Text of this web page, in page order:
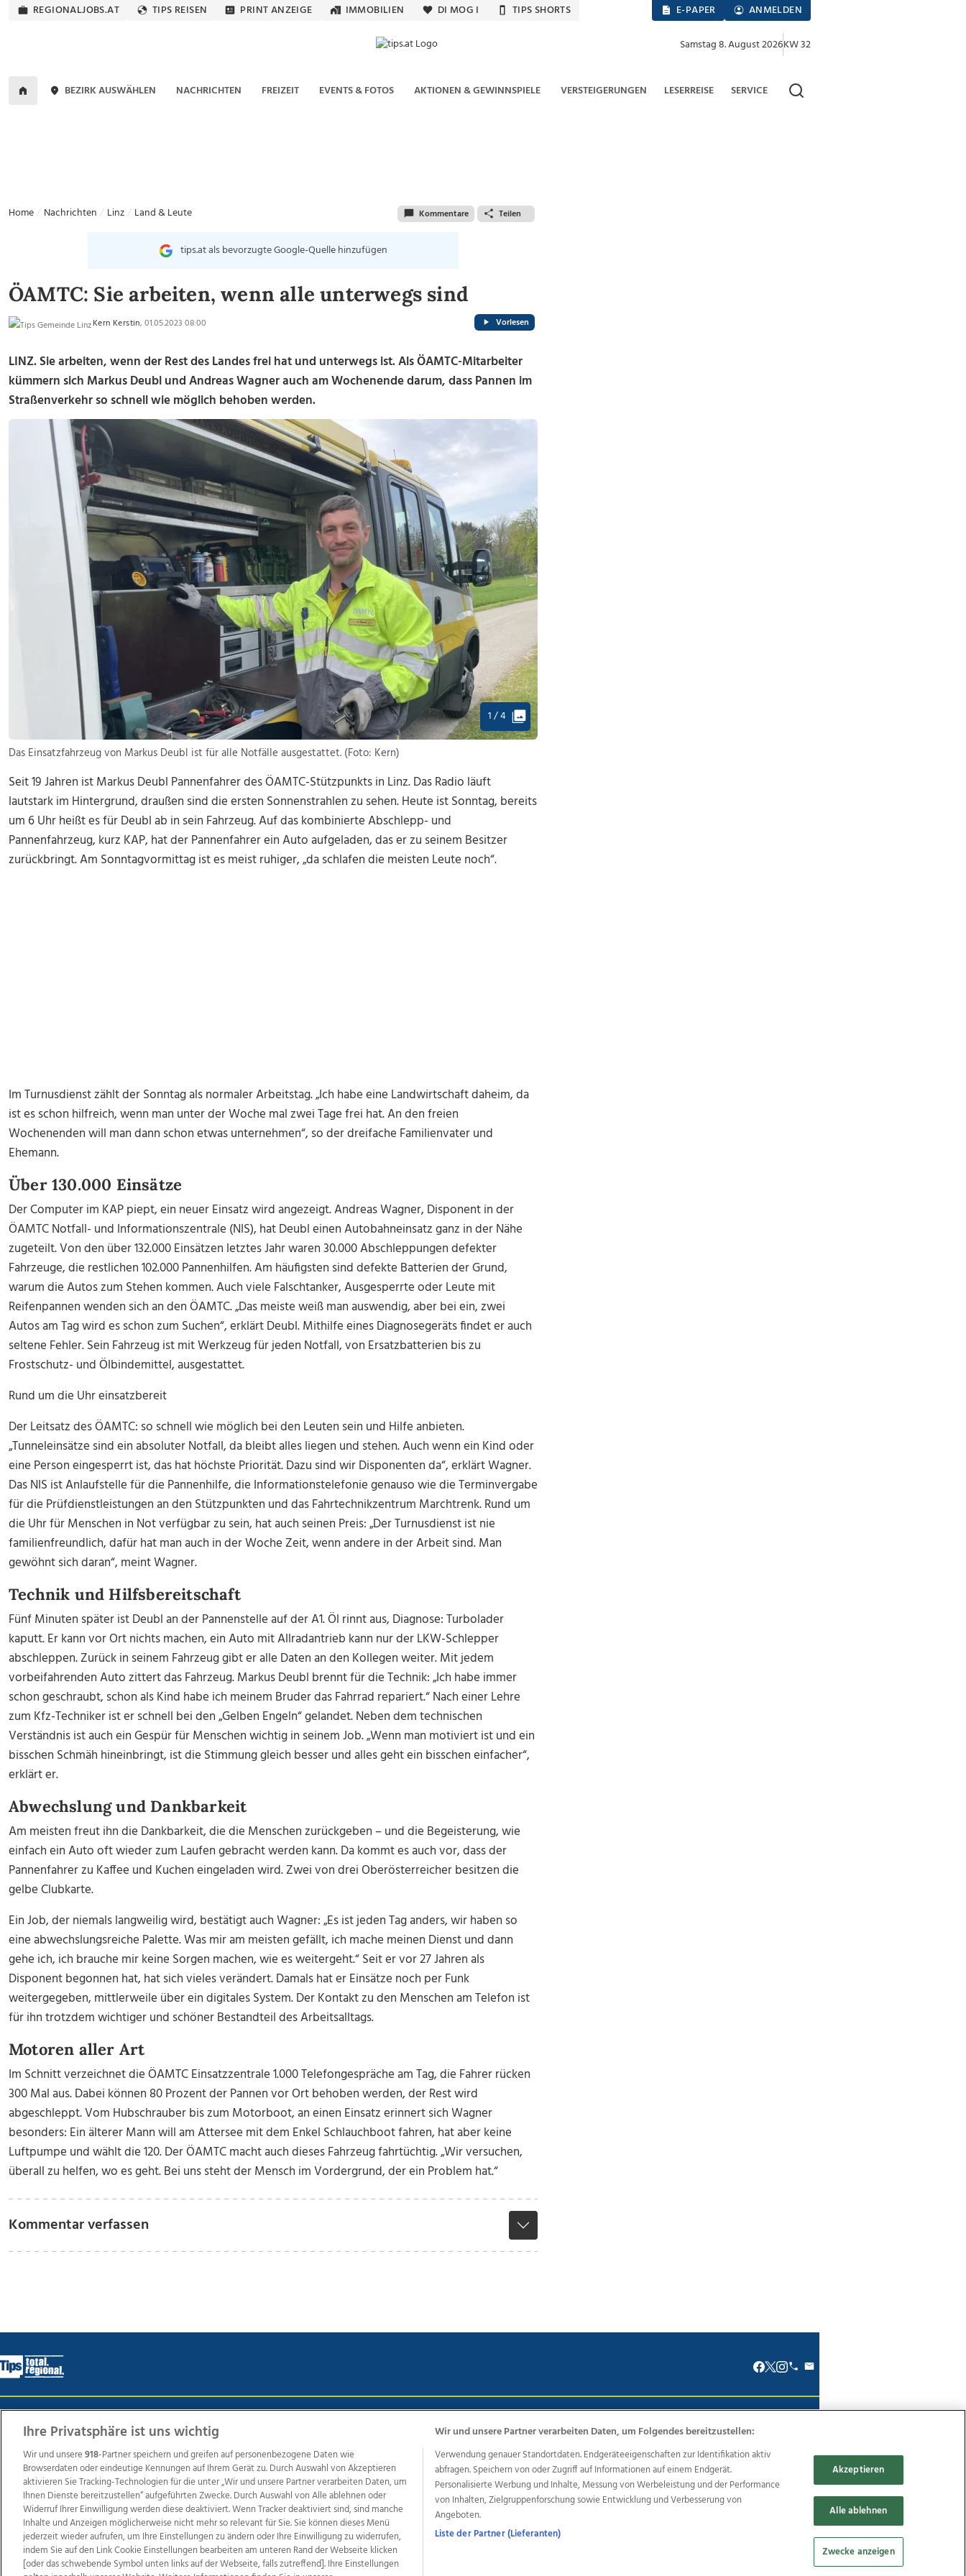
REGIONALJOBS.AT TIPS REISEN PRINT ANZEIGE IMMOBILIEN DI MOG I TIPS SHORTS E-PAPER ANMELDEN
Samstag 8. August 2026KW 32
BEZIRK AUSWÄHLEN NACHRICHTEN FREIZEIT EVENTS & FOTOS AKTIONEN & GEWINNSPIELE VERSTEIGERUNGEN LESERREISE SERVICE
Home Nachrichten Linz Land & Leute Kommentare Teilen
tips.at als bevorzugte Google-Quelle hinzufügen
ÖAMTC: Sie arbeiten, wenn alle unterwegs sind
Kern Kerstin, 01.05.2023 08:00 Vorlesen
LINZ. Sie arbeiten, wenn der Rest des Landes frei hat und unterwegs ist. Als ÖAMTC-Mitarbeiter
kümmern sich Markus Deubl und Andreas Wagner auch am Wochenende darum, dass Pannen im
Straßenverkehr so schnell wie möglich behoben werden.
1 / 4
Das Einsatzfahrzeug von Markus Deubl ist für alle Notfälle ausgestattet. (Foto: Kern)
Seit 19 Jahren ist Markus Deubl Pannenfahrer des ÖAMTC-Stützpunkts in Linz. Das Radio läuft
lautstark im Hintergrund, draußen sind die ersten Sonnenstrahlen zu sehen. Heute ist Sonntag, bereits
um 6 Uhr heißt es für Deubl ab in sein Fahrzeug. Auf das kombinierte Abschlepp- und
Pannenfahrzeug, kurz KAP, hat der Pannenfahrer ein Auto aufgeladen, das er zu seinem Besitzer
zurückbringt. Am Sonntagvormittag ist es meist ruhiger, „da schlafen die meisten Leute noch“.
Im Turnusdienst zählt der Sonntag als normaler Arbeitstag. „Ich habe eine Landwirtschaft daheim, da
ist es schon hilfreich, wenn man unter der Woche mal zwei Tage frei hat. An den freien
Wochenenden will man dann schon etwas unternehmen“, so der dreifache Familienvater und
Ehemann.
Über 130.000 Einsätze
Der Computer im KAP piept, ein neuer Einsatz wird angezeigt. Andreas Wagner, Disponent in der
ÖAMTC Notfall- und Informationszentrale (NIS), hat Deubl einen Autobahneinsatz ganz in der Nähe
zugeteilt. Von den über 132.000 Einsätzen letztes Jahr waren 30.000 Abschleppungen defekter
Fahrzeuge, die restlichen 102.000 Pannenhilfen. Am häufigsten sind defekte Batterien der Grund,
warum die Autos zum Stehen kommen. Auch viele Falschtanker, Ausgesperrte oder Leute mit
Reifenpannen wenden sich an den ÖAMTC. „Das meiste weiß man auswendig, aber bei ein, zwei
Autos am Tag wird es schon zum Suchen“, erklärt Deubl. Mithilfe eines Diagnosegeräts findet er auch
seltene Fehler. Sein Fahrzeug ist mit Werkzeug für jeden Notfall, von Ersatzbatterien bis zu
Frostschutz- und Ölbindemittel, ausgestattet.
Rund um die Uhr einsatzbereit
Der Leitsatz des ÖAMTC: so schnell wie möglich bei den Leuten sein und Hilfe anbieten.
„Tunneleinsätze sind ein absoluter Notfall, da bleibt alles liegen und stehen. Auch wenn ein Kind oder
eine Person eingesperrt ist, das hat höchste Priorität. Dazu sind wir Disponenten da“, erklärt Wagner.
Das NIS ist Anlaufstelle für die Pannenhilfe, die Informationstelefonie genauso wie die Terminvergabe
für die Prüfdienstleistungen an den Stützpunkten und das Fahrtechnikzentrum Marchtrenk. Rund um
die Uhr für Menschen in Not verfügbar zu sein, hat auch seinen Preis: „Der Turnusdienst ist nie
familienfreundlich, dafür hat man auch in der Woche Zeit, wenn andere in der Arbeit sind. Man
gewöhnt sich daran“, meint Wagner.
Technik und Hilfsbereitschaft
Fünf Minuten später ist Deubl an der Pannenstelle auf der A1. Öl rinnt aus, Diagnose: Turbolader
kaputt. Er kann vor Ort nichts machen, ein Auto mit Allradantrieb kann nur der LKW-Schlepper
abschleppen. Zurück in seinem Fahrzeug gibt er alle Daten an den Kollegen weiter. Mit jedem
vorbeifahrenden Auto zittert das Fahrzeug. Markus Deubl brennt für die Technik: „Ich habe immer
schon geschraubt, schon als Kind habe ich meinem Bruder das Fahrrad repariert.“ Nach einer Lehre
zum Kfz-Techniker ist er schnell bei den „Gelben Engeln“ gelandet. Neben dem technischen
Verständnis ist auch ein Gespür für Menschen wichtig in seinem Job. „Wenn man motiviert ist und ein
bisschen Schmäh hineinbringt, ist die Stimmung gleich besser und alles geht ein bisschen einfacher“,
erklärt er.
Abwechslung und Dankbarkeit
Am meisten freut ihn die Dankbarkeit, die die Menschen zurückgeben – und die Begeisterung, wie
einfach ein Auto oft wieder zum Laufen gebracht werden kann. Da kommt es auch vor, dass der
Pannenfahrer zu Kaffee und Kuchen eingeladen wird. Zwei von drei Oberösterreicher besitzen die
gelbe Clubkarte.
Ein Job, der niemals langweilig wird, bestätigt auch Wagner: „Es ist jeden Tag anders, wir haben so
eine abwechslungsreiche Palette. Was mir am meisten gefällt, ich mache meinen Dienst und dann
gehe ich, ich brauche mir keine Sorgen machen, wie es weitergeht.“Seit er vor 27 Jahren als
Disponent begonnen hat, hat sich vieles verändert. Damals hat er Einsätze noch per Funk
weitergegeben, mittlerweile über ein digitales System. Der Kontakt zu den Menschen am Telefon ist
für ihn trotzdem wichtiger und schöner Bestandteil des Arbeitsalltags.
Motoren aller Art
Im Schnitt verzeichnet die ÖAMTC Einsatzzentrale 1.000 Telefongespräche am Tag, die Fahrer rücken
300 Mal aus. Dabei können 80 Prozent der Pannen vor Ort behoben werden, der Rest wird
abgeschleppt. Vom Hubschrauber bis zum Motorboot, an einen Einsatz erinnert sich Wagner
besonders: Ein älterer Mann will am Attersee mit dem Enkel Schlauchboot fahren, hat aber keine
Luftpumpe und wählt die 120. Der ÖAMTC macht auch dieses Fahrzeug fahrtüchtig. „Wir versuchen,
überall zu helfen, wo es geht. Bei uns steht der Mensch im Vordergrund, der ein Problem hat.“
Kommentar verfassen
Wir über uns Mediadaten Kontakt AGB Anzeigekunden AGB Website Ehrenkodex Politische Werbung
Weitere Angebote des Medienhauses Wimmer
TV1 di-mog-i.at OÖNow Ischler Woche Life Radio OÖNachrichten OÖN Immobilien OÖN Karriere OÖN Reise
Promenaden Galerien
Regionaljobs
wasistlos.at wirtrauern.at
Ihre Privatsphäre ist uns wichtig
Wir und unsere918-Partner speichern und greifen auf personenbezogene Daten wie
Browserdaten oder eindeutige Kennungen auf Ihrem Gerät zu. Durch Auswahl von Akzeptieren
aktivieren Sie Tracking-Technologien für die unter „Wir und unsere Partner verarbeiten Daten, um
Ihnen Dienste bereitzustellen“ aufgeführten Zwecke. Durch Auswahl von Alle ablehnen oder
Widerruf Ihrer Einwilligung werden diese deaktiviert. Wenn Tracker deaktiviert sind, sind manche
Inhalte und Anzeigen möglicherweise nicht mehr so relevant für Sie. Sie können dieses Menü
jederzeit wieder aufrufen, um Ihre Einstellungen zu ändern oder Ihre Einwilligung zu widerrufen,
indem Sie auf den Link Cookie Einstellungen bearbeiten am unteren Rand der Webseite klicken
[oder das schwebende Symbol unten links auf der Webseite, falls zutreffend]. Ihre Einstellungen
Wir und unsere Partner verarbeiten Daten, um Folgendes bereitzustellen:
Verwendung genauer Standortdaten. Endgeräteeigenschaften zur Identifikation aktiv
abfragen. Speichern von oder Zugriff auf Informationen auf einem Endgerät.
Personalisierte Werbung und Inhalte, Messung von Werbeleistung und der Performance
von Inhalten, Zielgruppenforschung sowie Entwicklung und Verbesserung von
Angeboten.
Liste der Partner (Lieferanten)
Akzeptieren
Alle ablehnen
Zwecke anzeigen